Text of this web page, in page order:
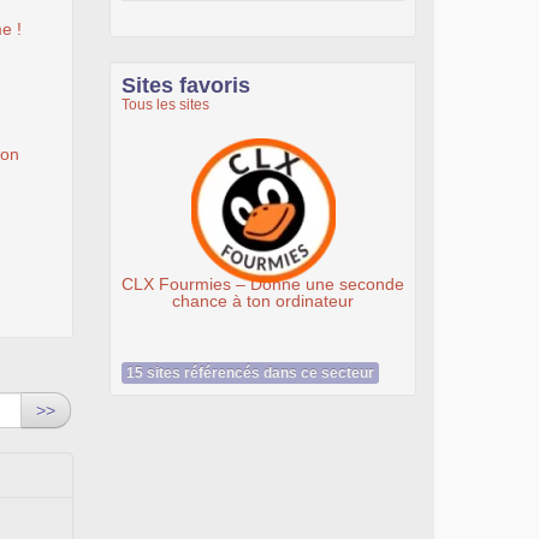
!
>>
Sites favoris
Tous les sites
une seconde
Ateliers du Libre à Roubaix
15 sites référencés dans ce secteur